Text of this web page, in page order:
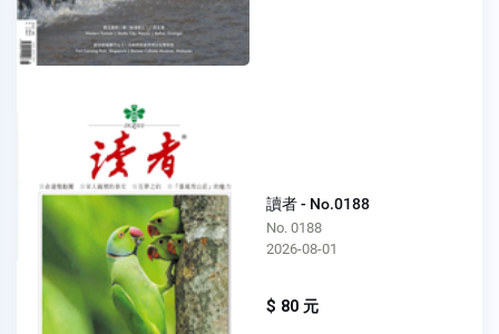
讀者 - No.0188
No. 0188
2026-08-01
$ 80 元